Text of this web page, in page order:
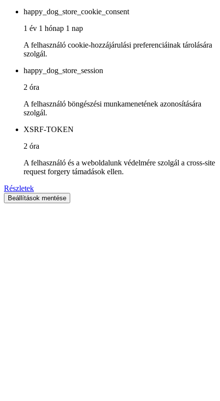
happy_dog_store_cookie_consent
1 év 1 hónap 1 nap
A felhasználó cookie-hozzájárulási preferenciáinak tárolására
szolgál.
happy_dog_store_session
2 óra
A felhasználó böngészési munkamenetének azonosítására
szolgál.
XSRF-TOKEN
2 óra
A felhasználó és a weboldalunk védelmére szolgál a cross-site
request forgery támadások ellen.
Részletek
Beállítások mentése